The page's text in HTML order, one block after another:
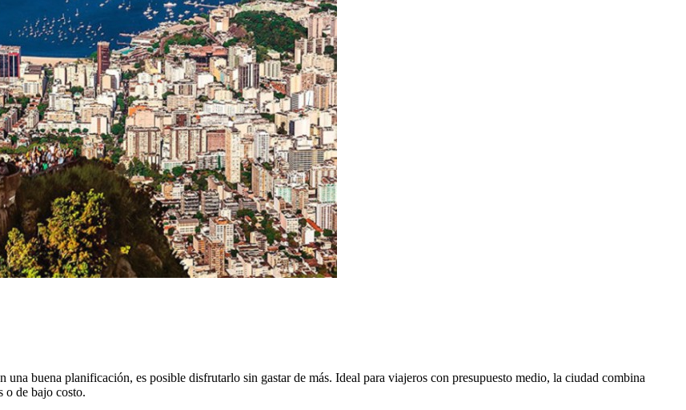
buena planificación, es posible disfrutarlo sin gastar de más. Ideal para viajeros con presupuesto medio, la ciudad combina
o de bajo costo.